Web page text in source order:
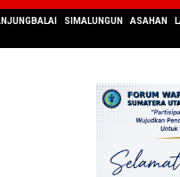
SIMALUNGUN ASAHAN